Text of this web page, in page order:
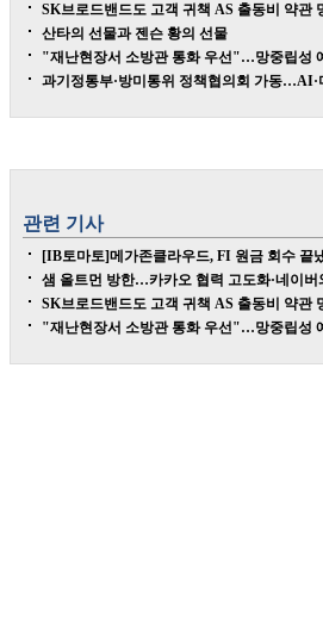
SK브로드밴드도 고객 귀책 AS 출동비 약관
산타의 선물과 젠슨 황의 선물
"재난현장서 소방관 통화 우선"…망중립성
과기정통부·방미통위 정책협의회 가동…AI·
관련 기사
[IB토마토]메가존클라우드, FI 원금 회수
샘 올트먼 방한…카카오 협력 고도화·네이버
SK브로드밴드도 고객 귀책 AS 출동비 약관
"재난현장서 소방관 통화 우선"…망중립성